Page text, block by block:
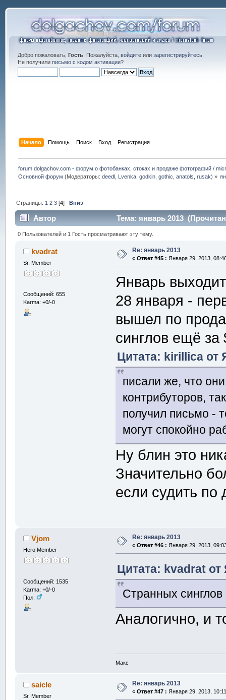
Добро пожаловать, Гость. Пожалуйста, войдитеили зарегистрируйтесь.
Не получили письмо с кодом активации?
Начало Помощь Поиск Вход Регистрация
forum.dolgachov.com - форум о фотобанках, стоках и продаже фотографий /
Основной форум (Модераторы:deedl Lvenka ,godkin ,gothic ,anatols ,rusak) »
Страницы: 1 2 3 [4]Вниз
Автор Тема: январь 2013
0 Пользователей и 1 Гость просматривают эту тему.
kvadrat
Sr. Member
Сообщений: 655
Karma: +0/-0
Re: январь 2013
« Ответ #45 : Января 29, 2013,
Январь
28 января -
вышел по
синглов ещё
Цитата: kirillica от
писали же, что
контрибуторов,
получил письмо -
могут спокойно
Ну блин это
Значительно
если судить
Vjom
Hero Member
Сообщений: 1535
Karma: +0/-0
Пол:
Re: январь 2013
« Ответ #46 : Января 29, 2013,
Цитата: kvadrat от
Странных
Аналогично, и
Макс
saicle
Sr. Member
Re: январь 2013
« Ответ #47 : Января 29, 2013,